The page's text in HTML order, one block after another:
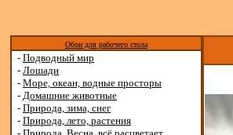
Обои для рабочего стола
- Подводный мир
- Лошади
- Море, океан, водные просторы
- Домашние животные
- Природа, зима, снег
- Природа, лето, растения